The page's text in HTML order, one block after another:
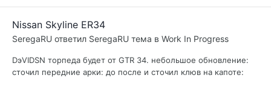
Nissan Skyline ER34
SeregaRU ответил SeregaRU тема в Work In Progress
DэVIDSN торпеда будет от GTR 34. небольшое обновление:
сточил передние арки: до после и сточил клюв на капоте: